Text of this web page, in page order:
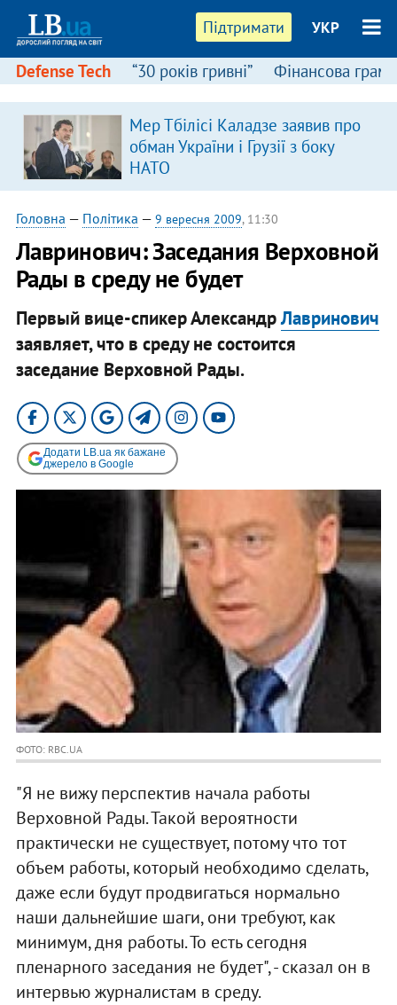
Підтримати УКР
Defense Tech “30 років гривні” Фінансова
Мер Тбілісі Каладзе заявив про
обман України і Грузії з боку
НАТО
Головна — Політика — 9 вересня 2009, 11:30
Лавринович: Заседания Верховной
Рады в среду не будет
Первый вице-спикер АлександрЛавринович
заявляет, что в среду не состоится
заседание Верховной Рады.
Додати LB.ua як бажане
джерело в Google
ФОТО: RBC.UA
"Я не вижу перспектив начала работы
Верховной Рады. Такой вероятности
практически не существует, потому что тот
объем работы, который необходимо сделать,
даже если будут продвигаться нормально
наши дальнейшие шаги, они требуют, как
минимум, дня работы. То есть сегодня
пленарного заседания не будет", - сказал он в
интервью журналистам в среду.